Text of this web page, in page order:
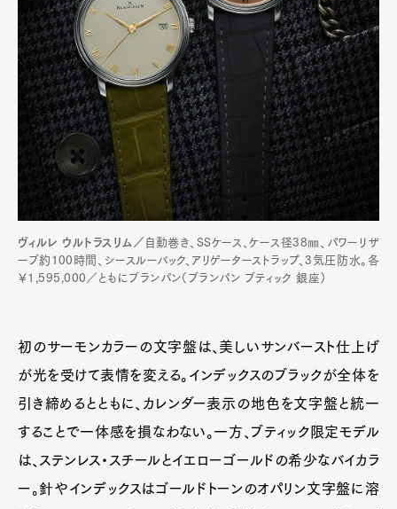
ヴィルレ ウルトラスリム／ 自動巻き、SSケース、ケース径38㎜、パワーリザ
ーブ約100時間、シースルーバック、アリゲーターストラップ、3気圧防水。各
￥1,595,000／ともにブランパン（ブランパン ブティック 銀座）
初のサーモンカラーの文字盤は、美しいサンバースト仕上げ
が光を受けて表情を変える。インデックスのブラックが全体を
引き締めるとともに、カレンダー表示の地色を文字盤と統一
することで一体感を損なわない。一方、ブティック限定モデル
は、ステンレス・スチールとイエローゴールドの希少なバイカラ
ー。針やインデックスはゴールドトーンのオパリン文字盤に溶